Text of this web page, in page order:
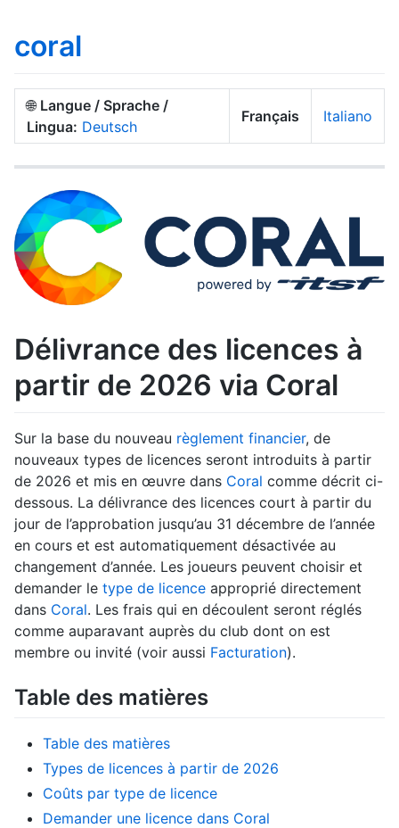
coral
🌐 Langue / Sprache /
Lingua: Deutsch
Français Italiano
Délivrance des licences à
partir de 2026 via Coral
Sur la base du nouveau règlement financier, de
nouveaux types de licences seront introduits à partir
de 2026 et mis en œuvre dans Coral comme décrit ci-
dessous. La délivrance des licences court à partir du
jour de l’approbation jusqu’au 31 décembre de l’année
en cours et est automatiquement désactivée au
changement d’année. Les joueurs peuvent choisir et
demander le type de licence approprié directement
dans Coral. Les frais qui en découlent seront réglés
comme auparavant auprès du club dont on est
membre ou invité (voir aussi Facturation).
Table des matières
Table des matières
Types de licences à partir de 2026
Coûts par type de licence
Demander une licence dans Coral